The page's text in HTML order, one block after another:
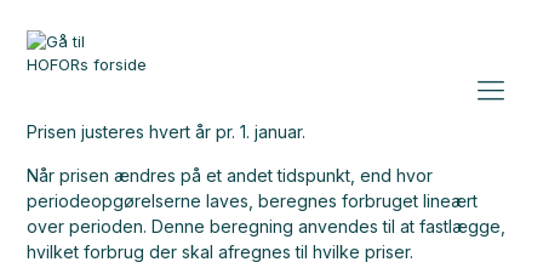
Prisen justeres hvert år pr. 1. januar.
Når prisen ændres på et andet tidspunkt, end hvor
periodeopgørelserne laves, beregnes forbruget lineært
over perioden. Denne beregning anvendes til at fastlægge,
hvilket forbrug der skal afregnes til hvilke priser.